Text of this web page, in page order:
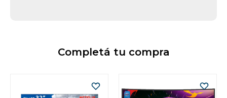
Completá tu compra